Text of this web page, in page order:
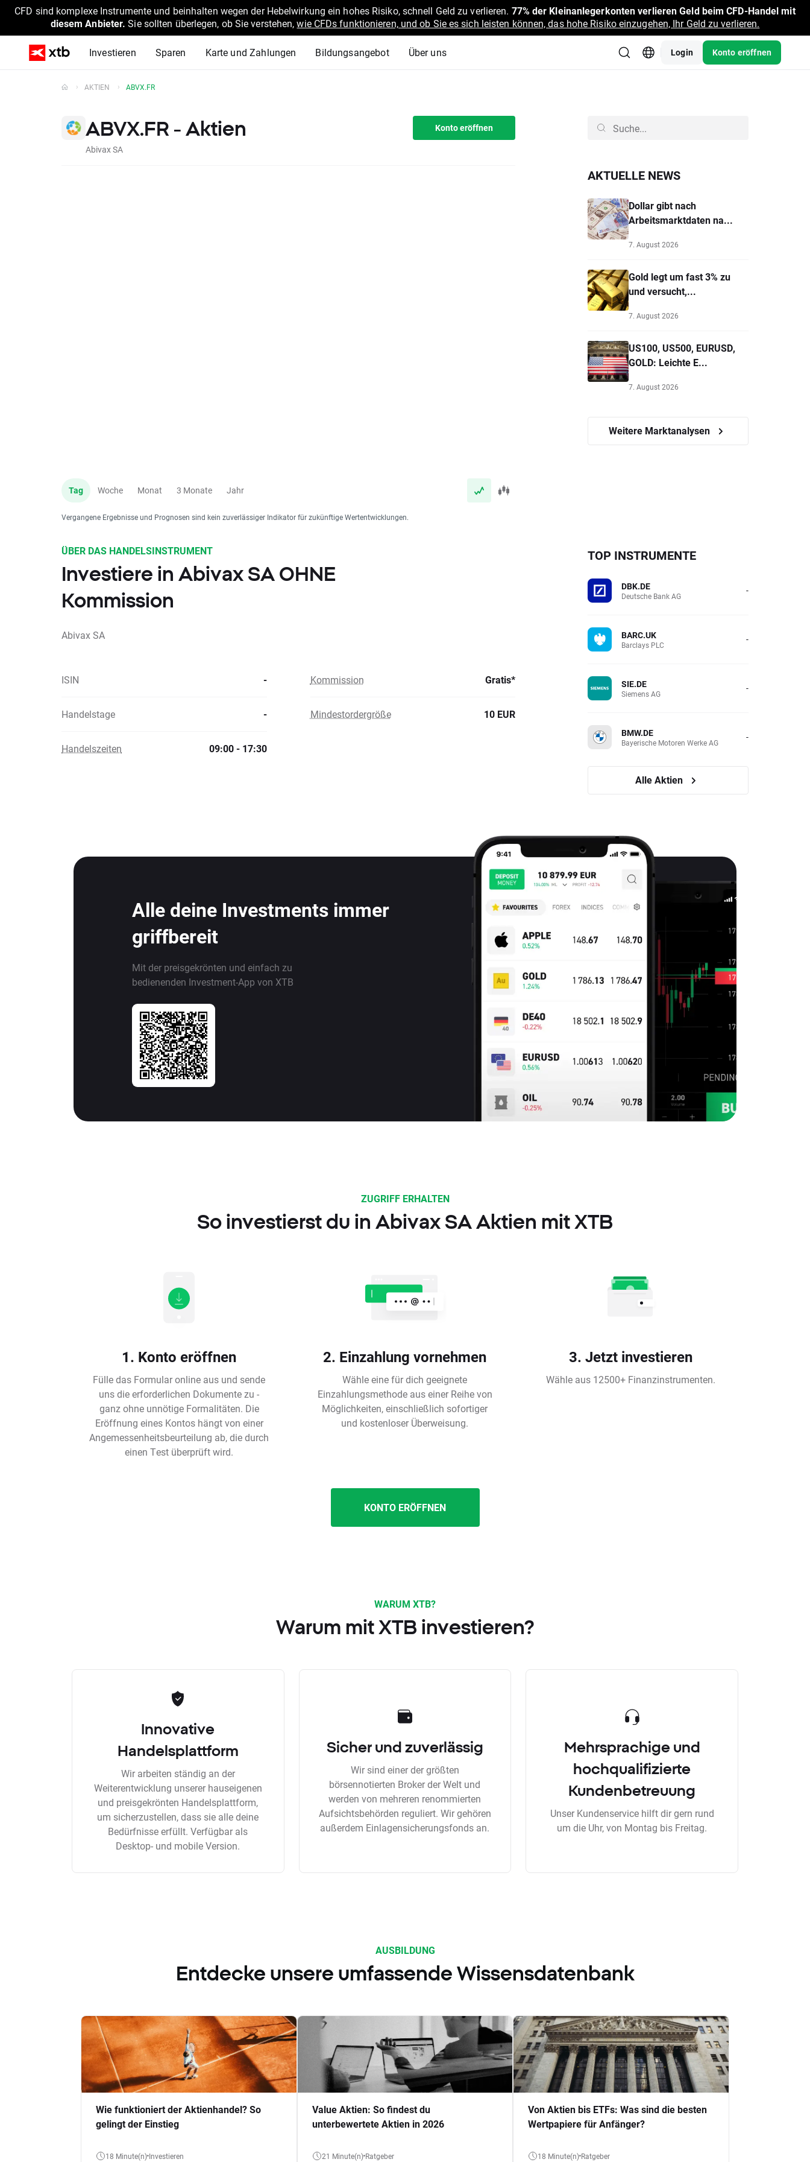
CFD sind komplexe Instrumente und beinhalten wegen der Hebelwirkung ein hohes Risiko, schnell Geld zu verlieren. 77% der Kleinanlegerkonten verlieren Geld beim CFD-Handel mit
diesem Anbieter. Sie sollten überlegen, ob Sie verstehen,wie CFDs funktionieren, und ob Sie es sich leisten können, das hohe Risiko einzugehen, Ihr Geld zu verlieren.
Investieren Sparen Karte und Zahlungen Bildungsangebot Über uns Login Konto eröffnen
AKTIEN ABVX.FR
ABVX.FR - Aktien
Abivax SA
Konto eröffnen
Tag Woche Monat 3 Monate Jahr
Vergangene Ergebnisse und Prognosen sind kein zuverlässiger Indikator für zukünftige Wertentwicklungen.
AKTUELLE NEWS
Dollar gibt nach
Arbeitsmarktdaten na...
7. August 2026
Gold legt um fast 3% zu
und versucht,...
7. August 2026
US100, US500, EURUSD,
GOLD: Leichte E...
7. August 2026
Weitere Marktanalysen
ÜBER DAS HANDELSINSTRUMENT
Investiere in Abivax SA OHNE
Kommission
Abivax SA
ISIN - Kommission Gratis*
Handelstage - Mindestordergröße 10 EUR
Handelszeiten 09:00 - 17:30
TOP INSTRUMENTE
DBK.DE
Deutsche Bank AG -
BARC.UK
Barclays PLC -
SIE.DE
Siemens AG -
BMW.DE
Bayerische Motoren Werke AG -
Alle Aktien
Alle deine Investments immer
griffbereit
Mit der preisgekrönten und einfach zu
bedienenden Investment-App von XTB
ZUGRIFF ERHALTEN
So investierst du in Abivax SA Aktien mit XTB
1. Konto eröffnen
Fülle das Formular online aus und sende
uns die erforderlichen Dokumente zu -
ganz ohne unnötige Formalitäten. Die
Eröffnung eines Kontos hängt von einer
Angemessenheitsbeurteilung ab, die durch
einen Test überprüft wird.
2. Einzahlung vornehmen
Wähle eine für dich geeignete
Einzahlungsmethode aus einer Reihe von
Möglichkeiten, einschließlich sofortiger
und kostenloser Überweisung.
3. Jetzt investieren
Wähle aus 12500+ Finanzinstrumenten.
KONTO ERÖFFNEN
WARUM XTB?
Warum mit XTB investieren?
Innovative
Handelsplattform
Wir arbeiten ständig an der
Weiterentwicklung unserer hauseigenen
und preisgekrönten Handelsplattform,
um sicherzustellen, dass sie alle deine
Bedürfnisse erfüllt. Verfügbar als
Desktop- und mobile Version.
Sicher und zuverlässig
Wir sind einer der größten
börsennotierten Broker der Welt und
werden von mehreren renommierten
Aufsichtsbehörden reguliert. Wir gehören
außerdem Einlagensicherungsfonds an.
Mehrsprachige und
hochqualifizierte
Kundenbetreuung
Unser Kundenservice hilft dir gern rund
um die Uhr, von Montag bis Freitag.
AUSBILDUNG
Entdecke unsere umfassende Wissensdatenbank
Wie funktioniert der Aktienhandel? So
gelingt der Einstieg
18 Minute(n) Investieren
Value Aktien: So findest du
unterbewertete Aktien in 2026
21 Minute(n) Ratgeber
Von Aktien bis ETFs: Was sind die besten
Wertpapiere für Anfänger?
18 Minute(n) Ratgeber